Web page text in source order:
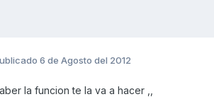
6 de Agosto del 2012
la funcion te la va a hacer ,,